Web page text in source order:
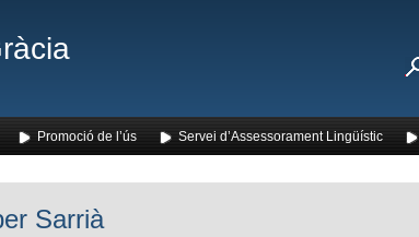
Promoció de l’ús Servei d’Assessorament Lingüístic
Sarrià